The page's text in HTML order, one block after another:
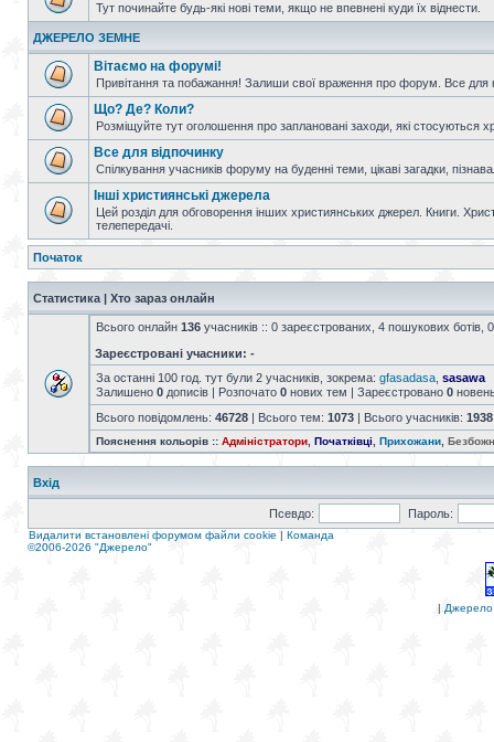
Тут починайте будь-які нові теми, якщо не впевнені куди їх віднести.
ДЖЕРЕЛО ЗЕМНЕ
Вітаємо на форумі!
Привітання та побажання! Залиши свої враження про форум. Все для
Що? Де? Коли?
Розміщуйте тут оголошення про заплановані заходи, які стосуються
Все для відпочинку
Спілкування учасників форуму на буденні теми, цікаві загадки,
Інші християнські джерела
Цей розділ для обговорення інших християнських джерел. Книги.
телепередачі.
Початок
Статистика | Хто зараз онлайн
Всього онлайн 136 учасників :: 0 зареєстрованих, 4 пошукових ботів,
Зареєстровані учасники: -
За останні 100 год. тут були 2 учасників, зокрема: gfasadasa sasawa
Залишено 0 дописів | Розпочато 0 нових тем | Зареєстровано 0
Всього повідомлень: 46728 | Всього тем: 1073 | Всього учасників: 1938
Пояснення кольорів :: Адміністратори Початківці Прихожани
Вхід
Псевдо: Пароль:
Видалити встановлені форумом файли cookie | Команда
©2006-2026 "Джерело"
| Джерело